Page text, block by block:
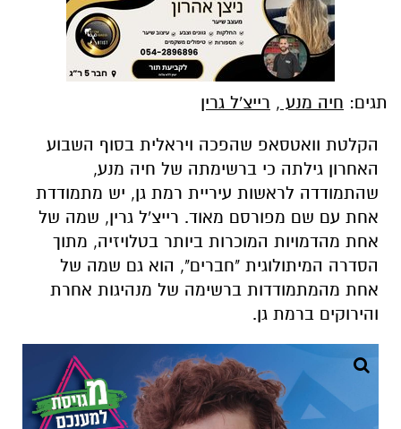
תגים: חיה מנע , רייצ'ל גרין
הקלטת וואטסאפ שהפכה ויראלית בסוף השבוע
האחרון גילתה כי ברשימתה של חיה מנע,
שהתמודדה לראשות עיריית רמת גן, יש מתמודדת
אחת עם שם מפורסם מאוד. רייצ'ל גרין, שמה של
אחת מהדמויות המוכרות ביותר בטלויזיה, מתוך
הסדרה המיתולוגית "חברים", הוא גם שמה של
אחת מהמתמודדות ברשימה של מנהיגות אחרת
והירוקים ברמת גן.